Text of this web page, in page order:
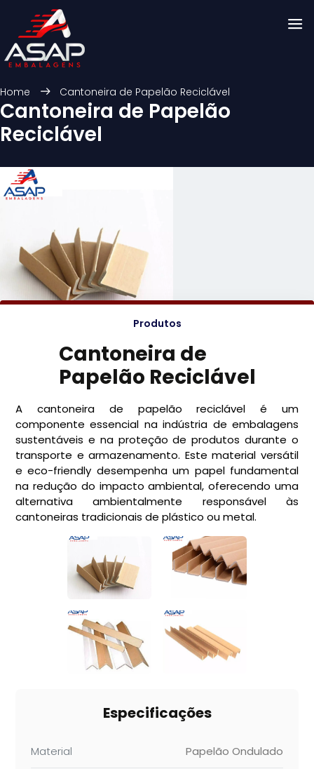
Home Cantoneira de Papelão Reciclável
Cantoneira de Papelão
Reciclável
Produtos
Cantoneira de
Papelão Reciclável
A cantoneira de papelão reciclável é um
componente essencial na indústria de embalagens
sustentáveis e na proteção de produtos durante o
transporte e armazenamento. Este material versátil
e eco-friendly desempenha um papel fundamental
na redução do impacto ambiental, oferecendo uma
alternativa ambientalmente responsável às
cantoneiras tradicionais de plástico ou metal.
Especificações
Material Papelão Ondulado